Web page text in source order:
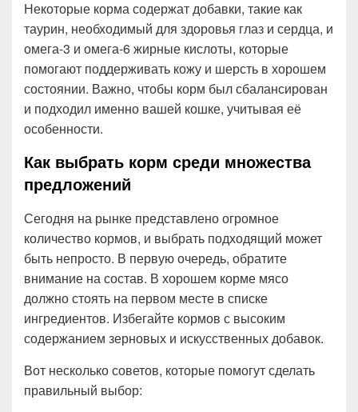
Некоторые корма содержат добавки, такие как
таурин, необходимый для здоровья глаз и сердца, и
омега-3 и омега-6 жирные кислоты, которые
помогают поддерживать кожу и шерсть в хорошем
состоянии. Важно, чтобы корм был сбалансирован
и подходил именно вашей кошке, учитывая её
особенности.
Как выбрать корм среди множества
предложений
Сегодня на рынке представлено огромное
количество кормов, и выбрать подходящий может
быть непросто. В первую очередь, обратите
внимание на состав. В хорошем корме мясо
должно стоять на первом месте в списке
ингредиентов. Избегайте кормов с высоким
содержанием зерновых и искусственных добавок.
Вот несколько советов, которые помогут сделать
правильный выбор: